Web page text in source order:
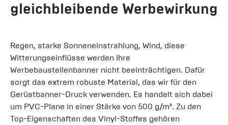
gleichbleibende Werbewirkung
Regen, starke Sonneneinstrahlung, Wind, diese
Witterungseinflüsse werden Ihre
Werbebaustellenbanner nicht beeinträchtigen. Dafür
sorgt das extrem robuste Material, das wir für den
Gerüstbanner-Druck verwenden. Es handelt sich dabei
um PVC-Plane in einer Stärke von 500 g/m². Zu den
Top-Eigenschaften des Vinyl-Stoffes gehören